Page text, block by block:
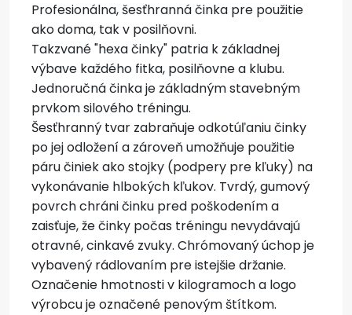
Profesionálna, šesťhranná činka pre použitie
ako doma, tak v posilňovni.
Takzvané "hexa činky" patria k základnej
výbave každého fitka, posilňovne a klubu.
Jednoručná činka je základným stavebným
prvkom silového tréningu.
Šesťhranný tvar zabraňuje odkotúľaniu činky
po jej odložení a zároveň umožňuje použitie
páru činiek ako stojky (podpery pre kľuky) na
vykonávanie hlbokých kľukov. Tvrdý, gumový
povrch chráni činku pred poškodením a
zaisťuje, že činky počas tréningu nevydávajú
otravné, cinkavé zvuky. Chrómovaný úchop je
vybavený rádlovaním pre istejšie držanie.
Označenie hmotnosti v kilogramoch a logo
výrobcu je označené penovým štítkom.